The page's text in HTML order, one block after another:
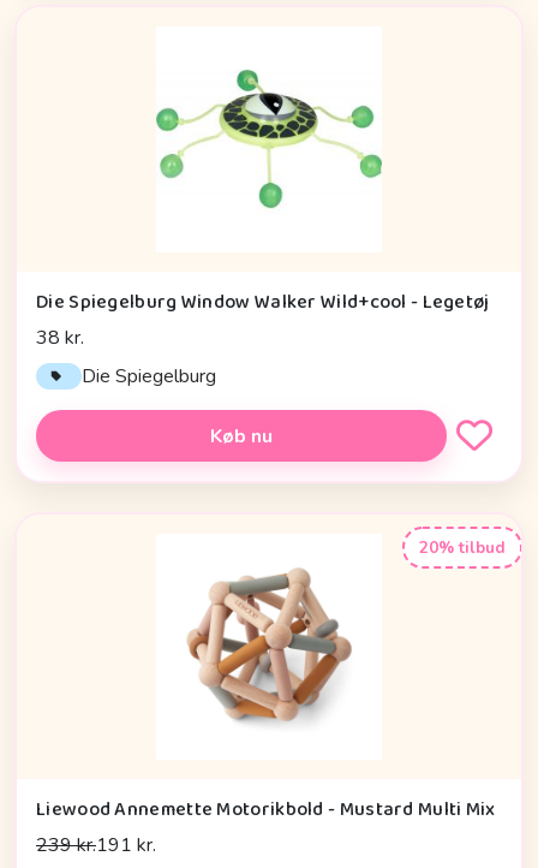
Die Spiegelburg Window Walker Wild+cool - Legetøj
38 kr.
Die Spiegelburg
Køb nu
20% tilbud
Liewood Annemette Motorikbold - Mustard Multi Mix
239 kr.191 kr.